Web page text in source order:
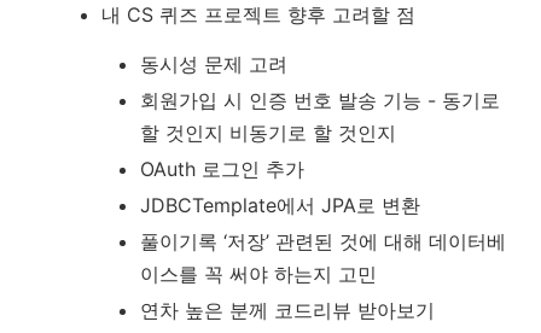
내 CS 퀴즈 프로젝트 향후 고려할 점
동시성 문제 고려
회원가입 시 인증 번호 발송 기능 - 동기로
할 것인지 비동기로 할 것인지
OAuth 로그인 추가
JDBCTemplate에서 JPA로 변환
풀이기록 ‘저장’ 관련된 것에 대해 데이터베
이스를 꼭 써야 하는지 고민
연차 높은 분께 코드리뷰 받아보기